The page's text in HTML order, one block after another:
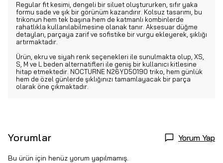
Regular fit kesimi, dengeli bir siluet oluştururken, sıfır yaka
formu sade ve şık bir görünüm kazandırır. Kolsuz tasarımı, bu
trikonun hem tek başına hem de katmanlı kombinlerde
rahatlıkla kullanılabilmesine olanak tanır. Aksesuar düğme
detayları, parçaya zarif ve sofistike bir vurgu ekleyerek, şıklığı
artırmaktadır.
Ürün, ekru ve siyah renk seçenekleri ile sunulmakta olup, XS,
S, M ve L beden alternatifleri ile geniş bir kullanıcı kitlesine
hitap etmektedir. NOCTURNE N26YD50190 triko, hem günlük
hem de özel günlerde şıklığınızı tamamlayacak bir parça
olarak öne çıkmaktadır.
Yorumlar Yorum Yap
Bu ürün için henüz yorum yapılmamış.